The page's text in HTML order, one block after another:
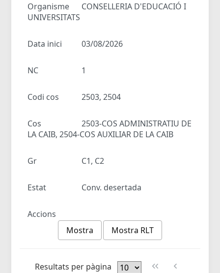
Organisme
CONSELLERIA D'EDUCACIÓ I
UNIVERSITATS
Data inici 03/08/2026
NC 1
Codi cos 2503, 2504
Cos
2503-COS ADMINISTRATIU DE
LA CAIB, 2504-COS AUXILIAR DE LA CAIB
Gr C1, C2
Estat Conv. desertada
Accions
Mostra
Mostra RLT
Resultats per pàgina